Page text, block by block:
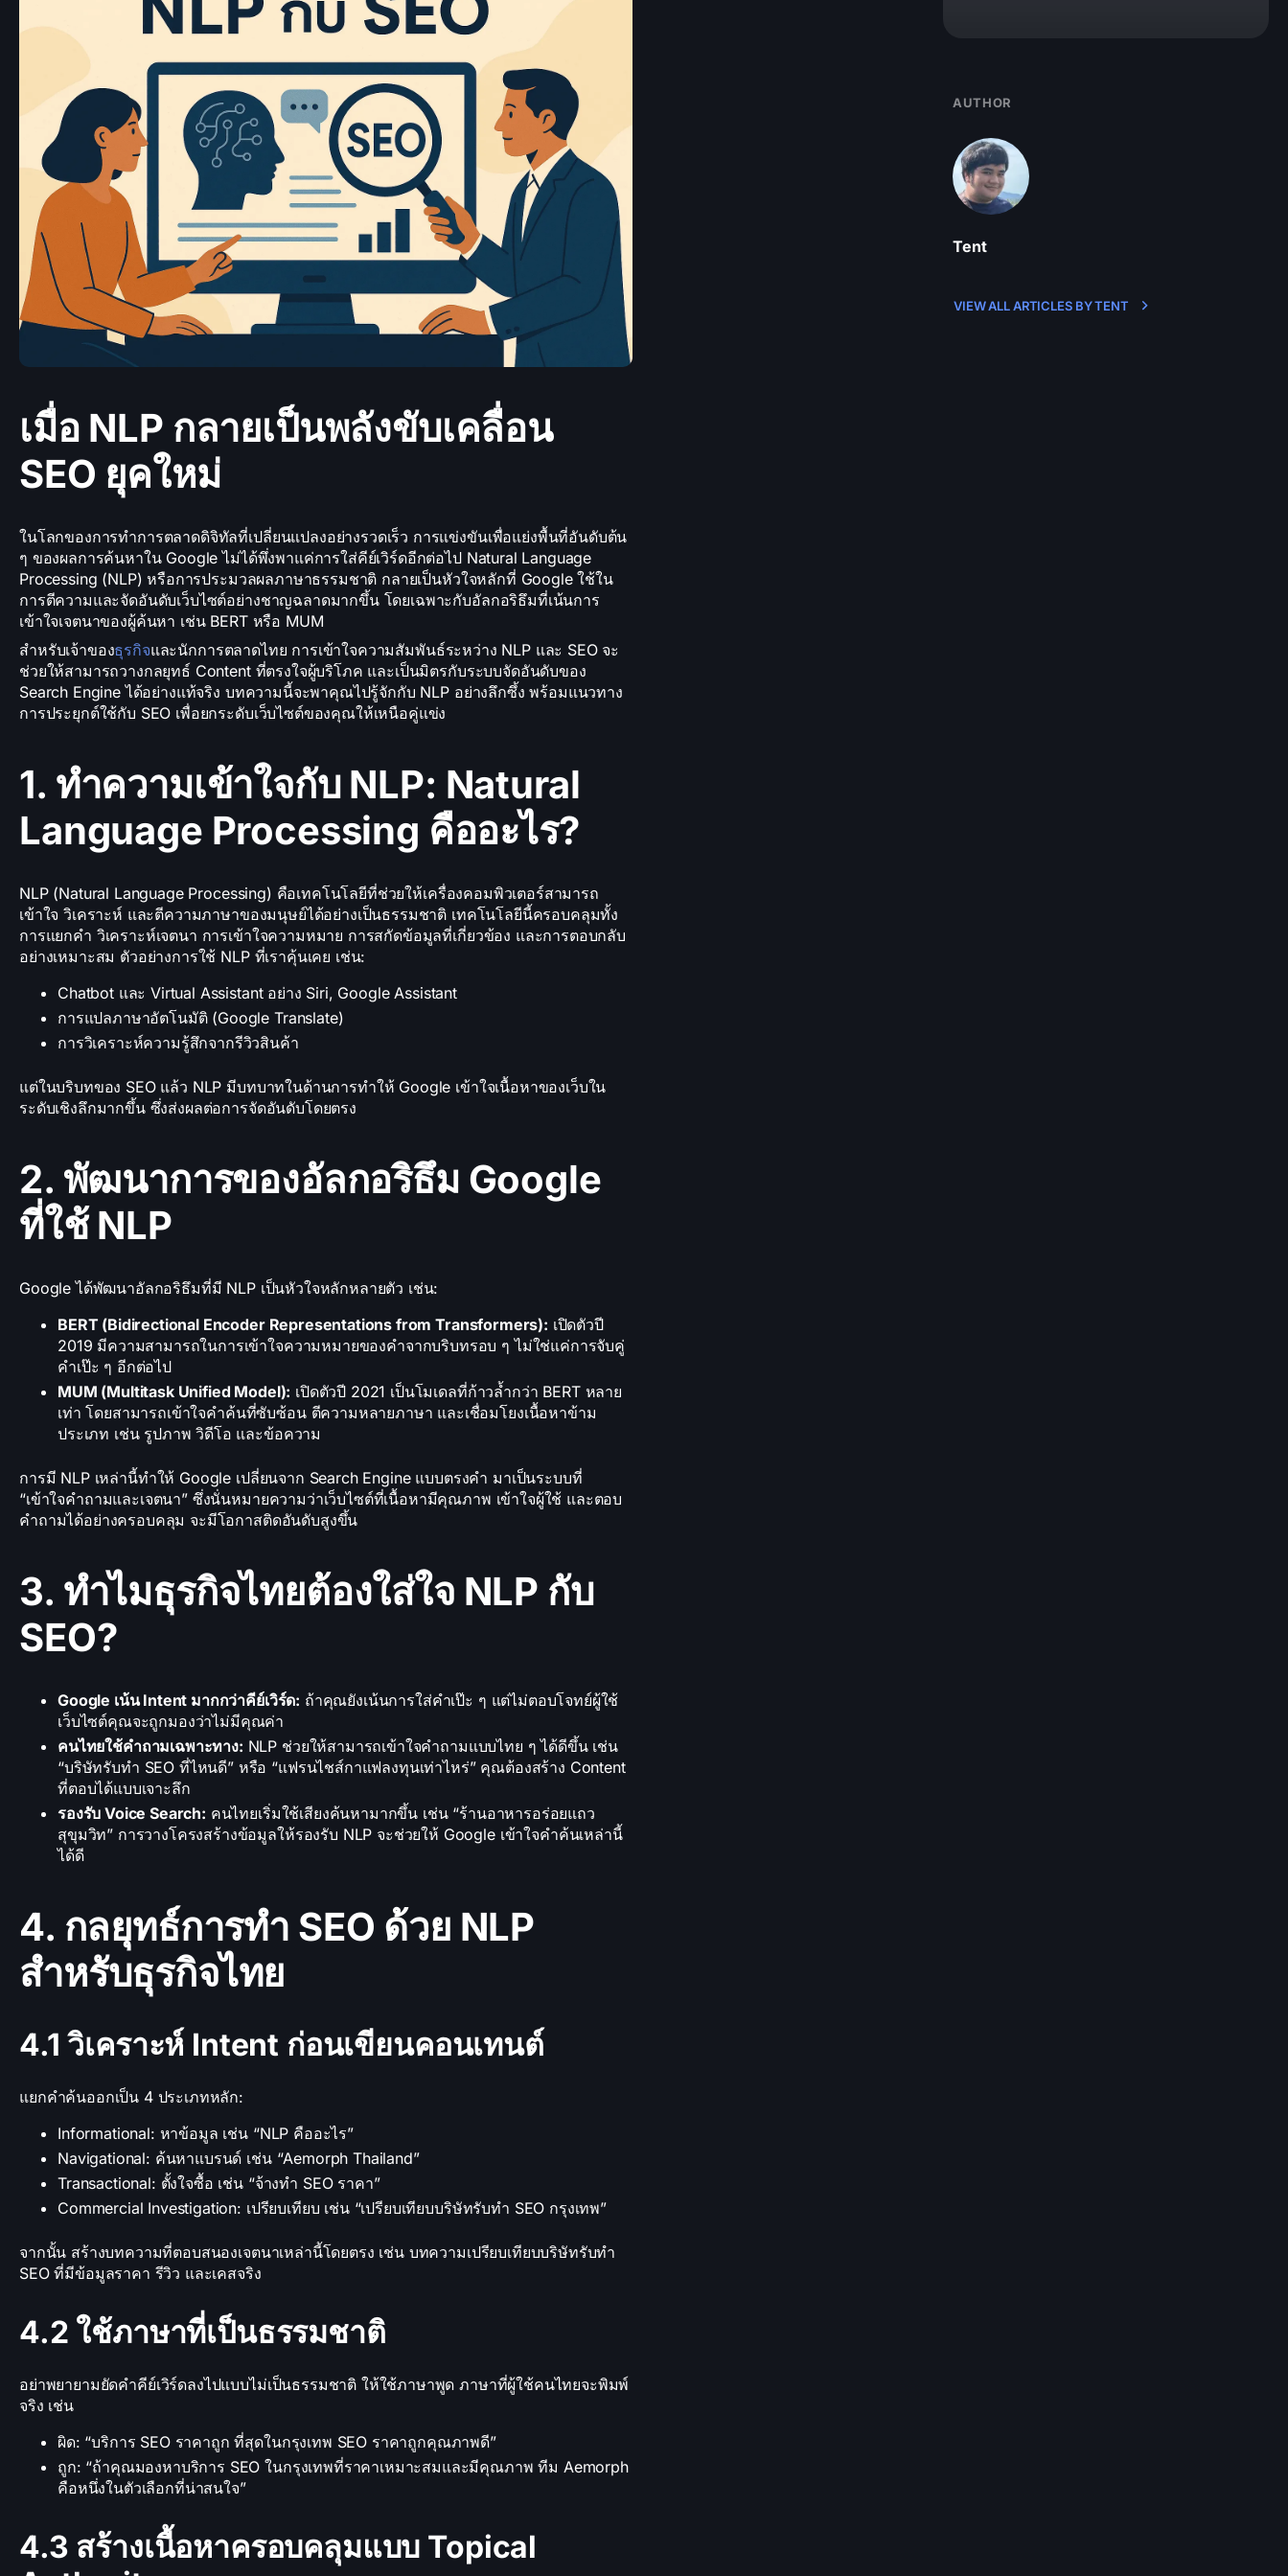
เมื่อ NLP กลายเป็นพลังขับเคลื่อน
SEO ยุคใหม่
ในโลกของการทำการตลาดดิจิทัลที่เปลี่ยนแปลงอย่างรวดเร็ว การแข่งขันเพื่อแย่งพื้นที่อันดับต้น
ๆ ของผลการค้นหาใน Google ไม่ได้พึ่งพาแค่การใส่คีย์เวิร์ดอีกต่อไป Natural Language
Processing (NLP) หรือการประมวลผลภาษาธรรมชาติ กลายเป็นหัวใจหลักที่ Google ใช้ใน
การตีความและจัดอันดับเว็บไซต์อย่างชาญฉลาดมากขึ้น โดยเฉพาะกับอัลกอริธึมที่เน้นการ
เข้าใจเจตนาของผู้ค้นหา เช่น BERT หรือ MUM
สำหรับเจ้าของธุรกิจและนักการตลาดไทย การเข้าใจความสัมพันธ์ระหว่าง NLP และ SEO จะ
ช่วยให้สามารถวางกลยุทธ์ Content ที่ตรงใจผู้บริโภค และเป็นมิตรกับระบบจัดอันดับของ
Search Engine ได้อย่างแท้จริง บทความนี้จะพาคุณไปรู้จักกับ NLP อย่างลึกซึ้ง พร้อมแนวทาง
การประยุกต์ใช้กับ SEO เพื่อยกระดับเว็บไซต์ของคุณให้เหนือคู่แข่ง
1. ทำความเข้าใจกับ NLP: Natural
Language Processing คืออะไร?
NLP (Natural Language Processing) คือเทคโนโลยีที่ช่วยให้เครื่องคอมพิวเตอร์สามารถ
เข้าใจ วิเคราะห์ และตีความภาษาของมนุษย์ได้อย่างเป็นธรรมชาติ เทคโนโลยีนี้ครอบคลุมทั้ง
การแยกคำ วิเคราะห์เจตนา การเข้าใจความหมาย การสกัดข้อมูลที่เกี่ยวข้อง และการตอบกลับ
อย่างเหมาะสม ตัวอย่างการใช้ NLP ที่เราคุ้นเคย เช่น:
Chatbot และ Virtual Assistant อย่าง Siri, Google Assistant
การแปลภาษาอัตโนมัติ (Google Translate)
การวิเคราะห์ความรู้สึกจากรีวิวสินค้า
แต่ในบริบทของ SEO แล้ว NLP มีบทบาทในด้านการทำให้ Google เข้าใจเนื้อหาของเว็บใน
ระดับเชิงลึกมากขึ้น ซึ่งส่งผลต่อการจัดอันดับโดยตรง
2. พัฒนาการของอัลกอริธึม Google
ที่ใช้ NLP
Google ได้พัฒนาอัลกอริธึมที่มี NLP เป็นหัวใจหลักหลายตัว เช่น:
BERT (Bidirectional Encoder Representations from Transformers): เปิดตัวปี
2019 มีความสามารถในการเข้าใจความหมายของคำจากบริบทรอบ ๆ ไม่ใช่แค่การจับคู่
คำเป๊ะ ๆ อีกต่อไป
MUM (Multitask Unified Model): เปิดตัวปี 2021 เป็นโมเดลที่ก้าวล้ำกว่า BERT หลาย
เท่า โดยสามารถเข้าใจคำค้นที่ซับซ้อน ตีความหลายภาษา และเชื่อมโยงเนื้อหาข้าม
ประเภท เช่น รูปภาพ วิดีโอ และข้อความ
การมี NLP เหล่านี้ทำให้ Google เปลี่ยนจาก Search Engine แบบตรงคำ มาเป็นระบบที่
“เข้าใจคำถามและเจตนา” ซึ่งนั่นหมายความว่าเว็บไซต์ที่เนื้อหามีคุณภาพ เข้าใจผู้ใช้ และตอบ
คำถามได้อย่างครอบคลุม จะมีโอกาสติดอันดับสูงขึ้น
3. ทำไมธุรกิจไทยต้องใส่ใจ NLP กับ
SEO?
Google เน้น Intent มากกว่าคีย์เวิร์ด: ถ้าคุณยังเน้นการใส่คำเป๊ะ ๆ แต่ไม่ตอบโจทย์ผู้ใช้
เว็บไซต์คุณจะถูกมองว่าไม่มีคุณค่า
คนไทยใช้คำถามเฉพาะทาง: NLP ช่วยให้สามารถเข้าใจคำถามแบบไทย ๆ ได้ดีขึ้น เช่น
“บริษัทรับทำ SEO ที่ไหนดี” หรือ “แฟรนไชส์กาแฟลงทุนเท่าไหร่” คุณต้องสร้าง Content
ที่ตอบได้แบบเจาะลึก
รองรับ Voice Search: คนไทยเริ่มใช้เสียงค้นหามากขึ้น เช่น “ร้านอาหารอร่อยแถว
สุขุมวิท” การวางโครงสร้างข้อมูลให้รองรับ NLP จะช่วยให้ Google เข้าใจคำค้นเหล่านี้
ได้ดี
4. กลยุทธ์การทำ SEO ด้วย NLP
สำหรับธุรกิจไทย
4.1 วิเคราะห์ Intent ก่อนเขียนคอนเทนต์
แยกคำค้นออกเป็น 4 ประเภทหลัก:
Informational: หาข้อมูล เช่น “NLP คืออะไร”
Navigational: ค้นหาแบรนด์ เช่น “Aemorph Thailand”
Transactional: ตั้งใจซื้อ เช่น “จ้างทำ SEO ราคา”
Commercial Investigation: เปรียบเทียบ เช่น “เปรียบเทียบบริษัทรับทำ SEO กรุงเทพ”
จากนั้น สร้างบทความที่ตอบสนองเจตนาเหล่านี้โดยตรง เช่น บทความเปรียบเทียบบริษัทรับทำ
SEO ที่มีข้อมูลราคา รีวิว และเคสจริง
4.2 ใช้ภาษาที่เป็นธรรมชาติ
อย่าพยายามยัดคำคีย์เวิร์ดลงไปแบบไม่เป็นธรรมชาติ ให้ใช้ภาษาพูด ภาษาที่ผู้ใช้คนไทยจะพิมพ์
จริง เช่น
ผิด: “บริการ SEO ราคาถูก ที่สุดในกรุงเทพ SEO ราคาถูกคุณภาพดี”
ถูก: “ถ้าคุณมองหาบริการ SEO ในกรุงเทพที่ราคาเหมาะสมและมีคุณภาพ ทีม Aemorph
คือหนึ่งในตัวเลือกที่น่าสนใจ”
4.3 สร้างเนื้อหาครอบคลุมแบบ Topical
AUTHOR
Tent
VIEW ALL ARTICLES BY TENT